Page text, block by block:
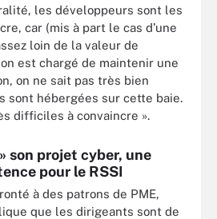
les développeurs sont les
car (mis à part le cas d’une
loin de la valeur de
on est chargé de maintenir une
on ne sait pas très bien
sont hébergées sur cette baie.
difficiles à convaincre ».
son projet cyber, une
pour le RSSI
à des patrons de PME,
que les dirigeants sont de